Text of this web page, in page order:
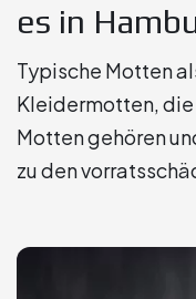
es in
Typische Motten
Kleidermotten,
Motten gehören
zu den